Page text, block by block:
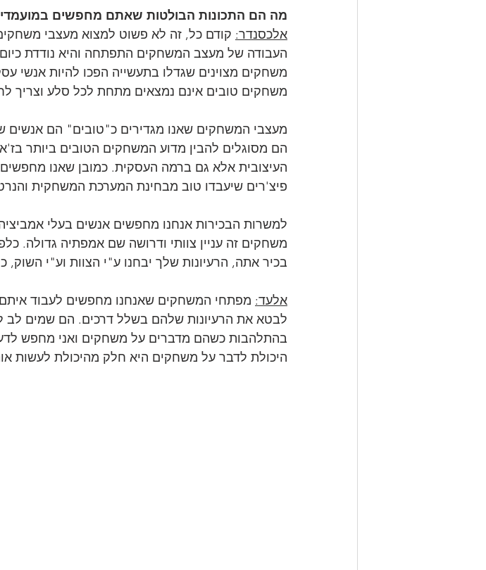
מה הם התכונות הבולטות שאתם מחפשים
אלכסנדר: קודם כל, זה לא פשוט למצוא מעצבי
העבודה של מעצב המשחקים התפתחה והיא נודדת
משחקים מצוינים שגדלו בתעשייה הפכו להיות אנשי
משחקים טובים אינם נמצאים מתחת לכל סלע וצריך
מעצבי המשחקים שאנו מגדירים כ"טובים" הם אנשים
הם מסוגלים להבין מדוע המשחקים הטובים ביותר
העיצובית אלא גם ברמה העסקית. כמובן שאנו
פיצ'רים שיעבדו טוב מבחינת המערכת המשחקית
למשרות הבכירות אנחנו מחפשים אנשים בעלי
משחקים זה עניין צוותי ודרושה שם אמפתיה גדולה.
בכיר אתה, הרעיונות שלך יבחנו ע"י הצוות וע"י השוק,
אלעד: מפתחי המשחקים שאנחנו מחפשים לעבוד
לבטא את הרעיונות שלהם בשלל דרכים. הם שמים לב
בהתלהבות כשהם מדברים על משחקים ואני מחפש
היכולת לדבר על משחקים היא חלק מהיכולת לעשות